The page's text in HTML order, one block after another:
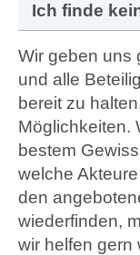
Ich finde
Wir geben uns
und alle
bereit zu
Möglichkeiten.
bestem
welche
den
wiederfinden,
wir helfen gern